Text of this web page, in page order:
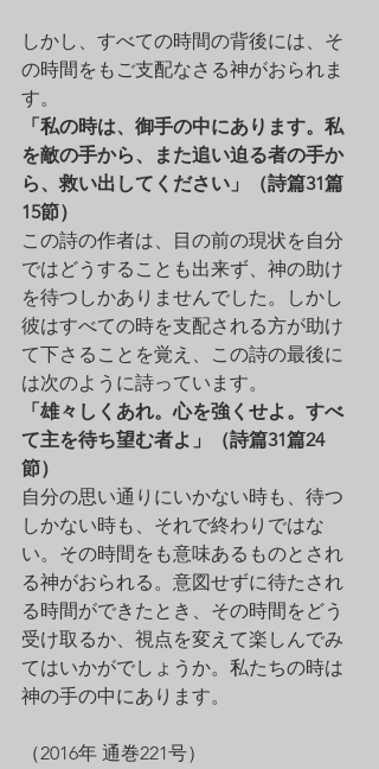
しかし、すべての時間の背後には、そ
の時間をもご支配なさる神がおられま
す。
「私の時は、御手の中にあります。私
を敵の手から、また追い迫る者の手か
ら、救い出してください」（詩篇31篇
15節）
この詩の作者は、目の前の現状を自分
ではどうすることも出来ず、神の助け
を待つしかありませんでした。しかし
彼はすべての時を支配される方が助け
て下さることを覚え、この詩の最後に
は次のように詩っています。
「雄々しくあれ。心を強くせよ。すべ
て主を待ち望む者よ」（詩篇31篇24
節）
自分の思い通りにいかない時も、待つ
しかない時も、それで終わりではな
い。その時間をも意味あるものとされ
る神がおられる。意図せずに待たされ
る時間ができたとき、その時間をどう
受け取るか、視点を変えて楽しんでみ
てはいかがでしょうか。私たちの時は
神の手の中にあります。
（2016年 通巻221号）